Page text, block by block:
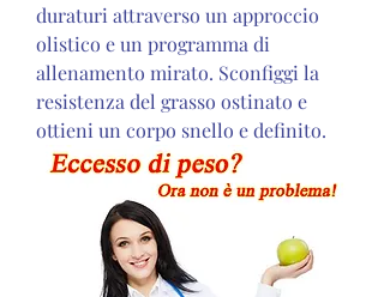
duraturi attraverso un approccio
olistico e un programma di
allenamento mirato. Sconfiggi la
resistenza del grasso ostinato e
ottieni un corpo snello e definito.